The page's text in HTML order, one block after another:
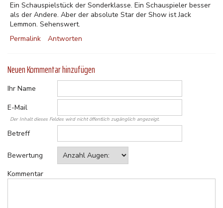
Ein Schauspielstück der Sonderklasse. Ein Schauspieler besser
als der Andere. Aber der absolute Star der Show ist Jack
Lemmon. Sehenswert.
Permalink
Antworten
Neuen Kommentar hinzufügen
Ihr Name
E-Mail
Der Inhalt dieses Feldes wird nicht öffentlich zugänglich angezeigt.
Betreff
Bewertung
Kommentar